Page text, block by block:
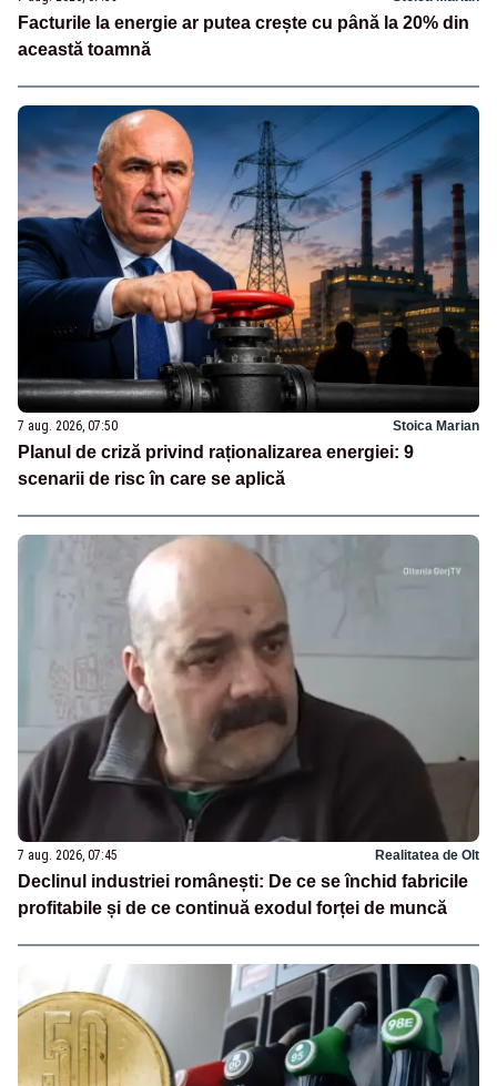
Facturile la energie ar putea crește cu până la 20% din
această toamnă
7 aug. 2026, 07:50 Stoica Marian
Planul de criză privind raționalizarea energiei: 9
scenarii de risc în care se aplică
7 aug. 2026, 07:45 Realitatea de Olt
Declinul industriei românești: De ce se închid fabricile
profitabile și de ce continuă exodul forței de muncă